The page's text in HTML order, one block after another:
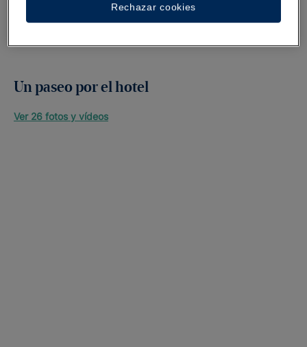
Un paseo por el hotel
Ver 26 fotos y vídeos
Rechazar cookies